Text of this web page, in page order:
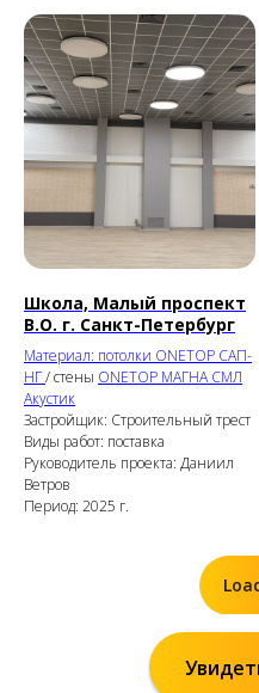
Школа, Малый проспект
В.О. г. Санкт-Петербург
Материал: потолки ONETOP САП-
НГ/ стены ONETOP МАГНА СМЛ
Акустик
Застройщик: Строительный трест
Виды работ: поставка
Руководитель проекта: Даниил
Ветров
Период: 2025 г.